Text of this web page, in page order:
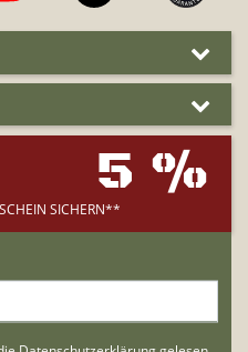
5 %
SICHERN**